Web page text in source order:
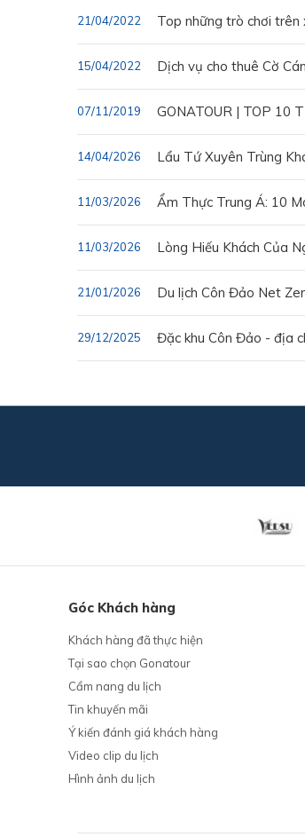
Top những trò chơi
21/04/2022
Dịch vụ cho thuê Cờ
15/04/2022
GONATOUR | TOP 10
07/11/2019
Lẩu Tứ Xuyên Trùng
14/04/2026
Ẩm Thực Trung Á: 10
11/03/2026
Lòng Hiếu Khách Của
11/03/2026
Du lịch Côn Đảo Net
21/01/2026
Đặc khu Côn Đảo - địa
29/12/2025
Góc Khách hàng
Khách hàng đã thực hiện
Tại sao chọn Gonatour
Cẩm nang du lịch
Tin khuyến mãi
Ý kiến đánh giá khách hàng
Video clip du lịch
Hình ảnh du lịch